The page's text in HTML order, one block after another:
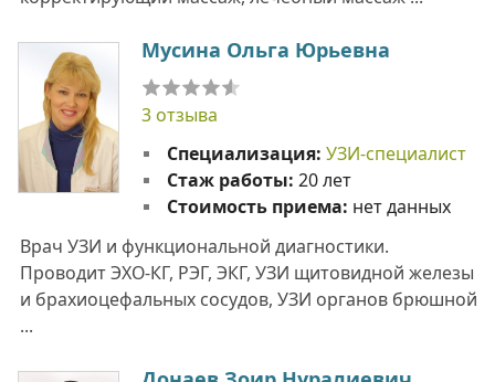
Мусина Ольга Юрьевна
3 отзыва
Специализация: УЗИ-специалист
Стаж работы: 20 лет
Стоимость приема: нет данных
Врач УЗИ и функциональной диагностики.
Проводит ЭХО-КГ, РЭГ, ЭКГ, УЗИ щитовидной железы
и брахиоцефальных сосудов, УЗИ органов брюшной
...